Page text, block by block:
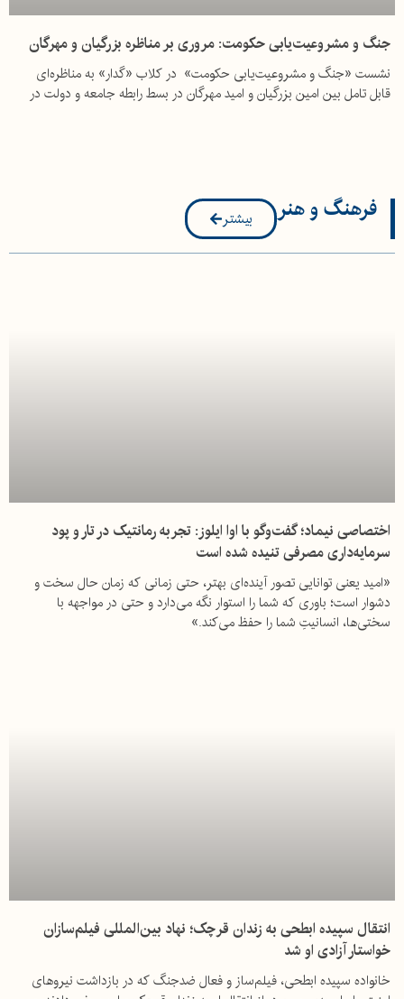
جنگ و مشروعیت‌یابی حکومت: مروری بر مناظره‌ بزرگیان و مهرگان
نشست «جنگ و مشروعیت‌یابی حکومت» در کلاب «گدار» به مناظره‌ای
قابل تامل بین امین بزرگیان و امید مهرگان در بسط رابطه جامعه و دولت در
فرهنگ و هنر بیشتر
اختصاصی نیماد؛ گفت‌وگو با اوا ایلوز: تجربه رمانتیک در تار و پود
سرمایه‌داری مصرفی تنیده شده است
«امید یعنی توانایی تصور آینده‌ای بهتر، حتی زمانی که زمان حال سخت و
دشوار است؛ باوری که شما را استوار نگه می‌دارد و حتی در مواجهه با
سختی‌ها، انسانیتِ شما را حفظ می‌کند.»
انتقال سپیده ابطحی به زندان قرچک؛ نهاد بین‌المللی فیلم‌سازان
خواستار آزادی او شد
خانواده سپیده ابطحی، فیلم‌ساز و فعال ضدجنگ که در بازداشت نیروهای